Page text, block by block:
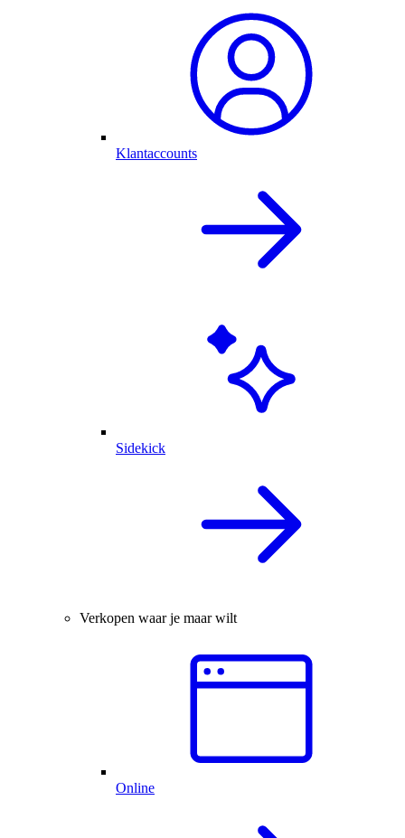
Klantaccounts
Sidekick
Verkopen waar je maar wilt
Online